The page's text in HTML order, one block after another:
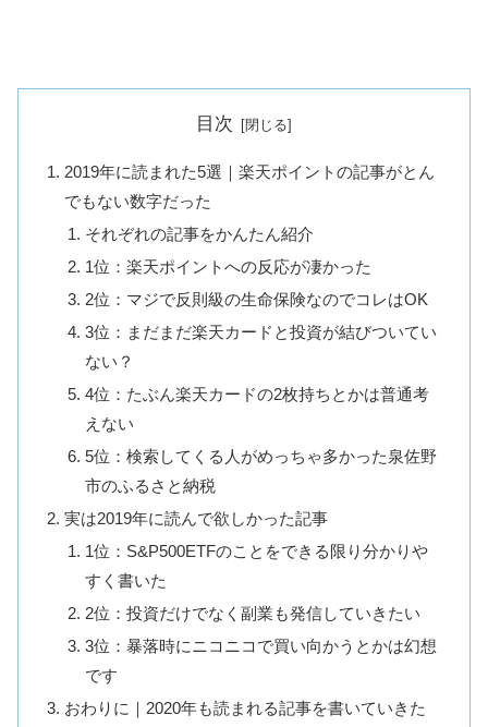
目次
2019年に読まれた5選｜楽天ポイントの記事がとん
でもない数字だった
それぞれの記事をかんたん紹介
1位：楽天ポイントへの反応が凄かった
2位：マジで反則級の生命保険なのでコレはOK
3位：まだまだ楽天カードと投資が結びついてい
ない？
4位：たぶん楽天カードの2枚持ちとかは普通考
えない
5位：検索してくる人がめっちゃ多かった泉佐野
市のふるさと納税
実は2019年に読んで欲しかった記事
1位：S&P500ETFのことをできる限り分かりや
すく書いた
2位：投資だけでなく副業も発信していきたい
3位：暴落時にニコニコで買い向かうとかは幻想
です
おわりに｜2020年も読まれる記事を書いていきた